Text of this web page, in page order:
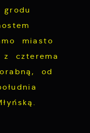
miasto
czterema
od